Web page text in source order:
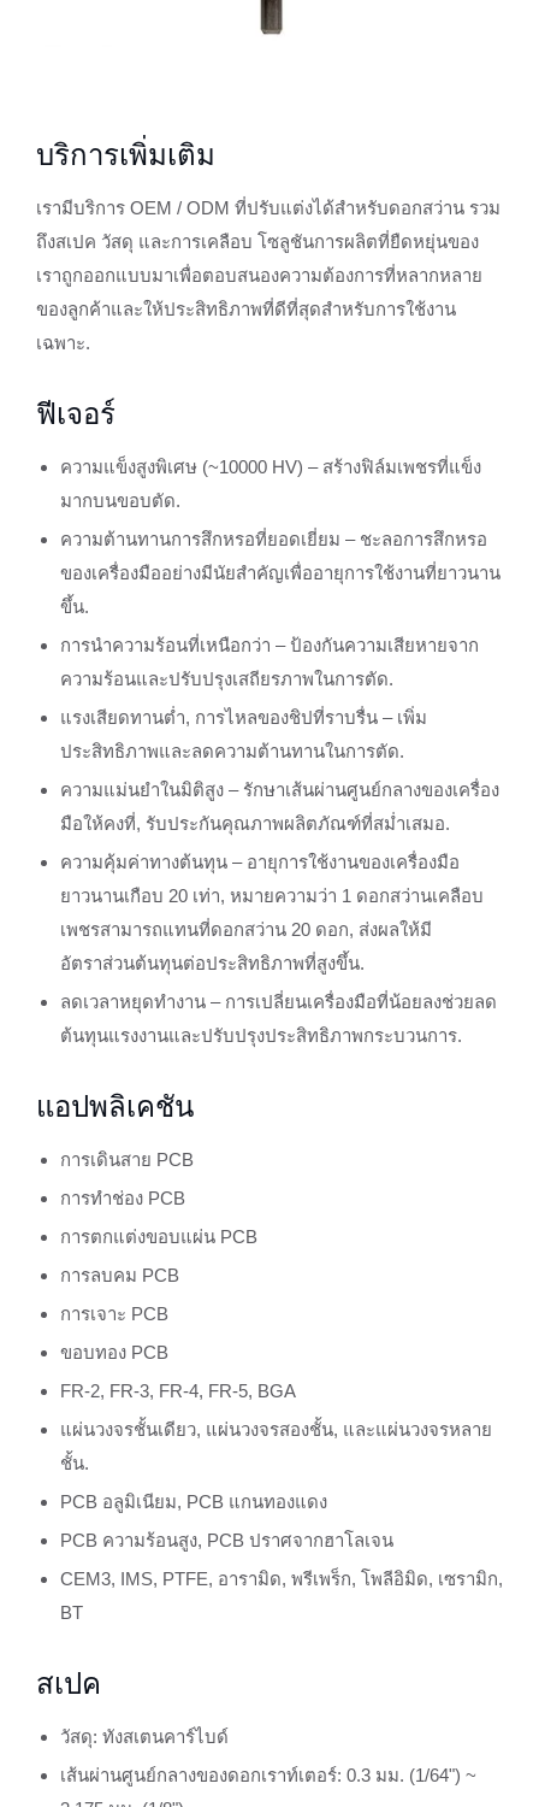
บริการเพิ่มเติม
เรามีบริการ OEM / ODM ที่ปรับแต่งได้สำหรับดอกสว่าน รวม
ถึงสเปค วัสดุ และการเคลือบ โซลูชันการผลิตที่ยืดหยุ่นของ
เราถูกออกแบบมาเพื่อตอบสนองความต้องการที่หลากหลาย
ของลูกค้าและให้ประสิทธิภาพที่ดีที่สุดสำหรับการใช้งาน
เฉพาะ.
ฟีเจอร์
ความแข็งสูงพิเศษ (~10000 HV) – สร้างฟิล์มเพชรที่แข็ง
มากบนขอบตัด.
ความต้านทานการสึกหรอที่ยอดเยี่ยม – ชะลอการสึกหรอ
ของเครื่องมืออย่างมีนัยสำคัญเพื่ออายุการใช้งานที่ยาวนาน
ขึ้น.
การนำความร้อนที่เหนือกว่า – ป้องกันความเสียหายจาก
ความร้อนและปรับปรุงเสถียรภาพในการตัด.
แรงเสียดทานต่ำ, การไหลของชิปที่ราบรื่น – เพิ่ม
ประสิทธิภาพและลดความต้านทานในการตัด.
ความแม่นยำในมิติสูง – รักษาเส้นผ่านศูนย์กลางของเครื่อง
มือให้คงที่, รับประกันคุณภาพผลิตภัณฑ์ที่สม่ำเสมอ.
ความคุ้มค่าทางต้นทุน – อายุการใช้งานของเครื่องมือ
ยาวนานเกือบ 20 เท่า, หมายความว่า 1 ดอกสว่านเคลือบ
เพชรสามารถแทนที่ดอกสว่าน 20 ดอก, ส่งผลให้มี
อัตราส่วนต้นทุนต่อประสิทธิภาพที่สูงขึ้น.
ลดเวลาหยุดทำงาน – การเปลี่ยนเครื่องมือที่น้อยลงช่วยลด
ต้นทุนแรงงานและปรับปรุงประสิทธิภาพกระบวนการ.
แอปพลิเคชัน
การเดินสาย PCB
การทำช่อง PCB
การตกแต่งขอบแผ่น PCB
การลบคม PCB
การเจาะ PCB
ขอบทอง PCB
FR-2, FR-3, FR-4, FR-5, BGA
แผ่นวงจรชั้นเดียว, แผ่นวงจรสองชั้น, และแผ่นวงจรหลาย
ชั้น.
PCB อลูมิเนียม, PCB แกนทองแดง
PCB ความร้อนสูง, PCB ปราศจากฮาโลเจน
CEM3, IMS, PTFE, อารามิด, พรีเพร็ก, โพลีอิมิด, เซรามิก,
BT
สเปค
วัสดุ: ทังสเตนคาร์ไบด์
เส้นผ่านศูนย์กลางของดอกเราท์เตอร์: 0.3 มม. (1/64") ~